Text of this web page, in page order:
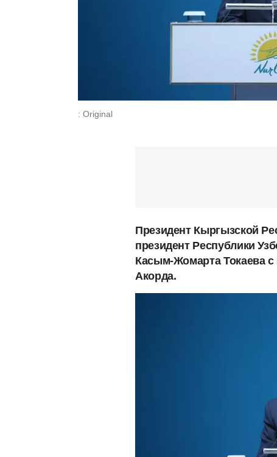
: Original
Президент Кыргызской
президент Республики
Касым-Жомарта Токаева с
Акорда.